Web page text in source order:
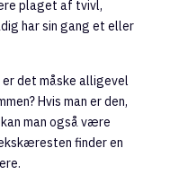
plaget af tvivl,
har sin gang et eller
er det måske alligevel
Hvis man er den,
man også være
finder en